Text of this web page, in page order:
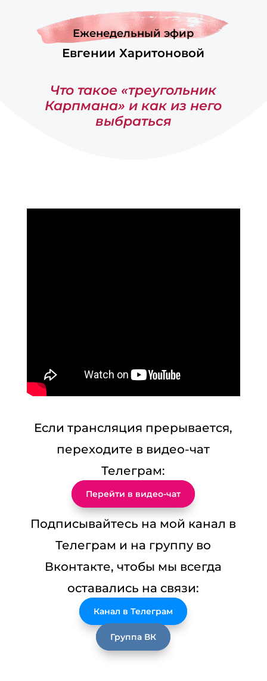
Еженедельный эфир
Евгении Харитоновой
Что такое «треугольник
Карпмана» и как из него
выбраться
Если трансляция прерывается,
переходите в видео-чат
Телеграм:
Перейти в видео-чат
Подписывайтесь на мой канал в
Телеграм и на группу во
Вконтакте, чтобы мы всегда
оставались на связи:
Канал в Телеграм
Группа ВК